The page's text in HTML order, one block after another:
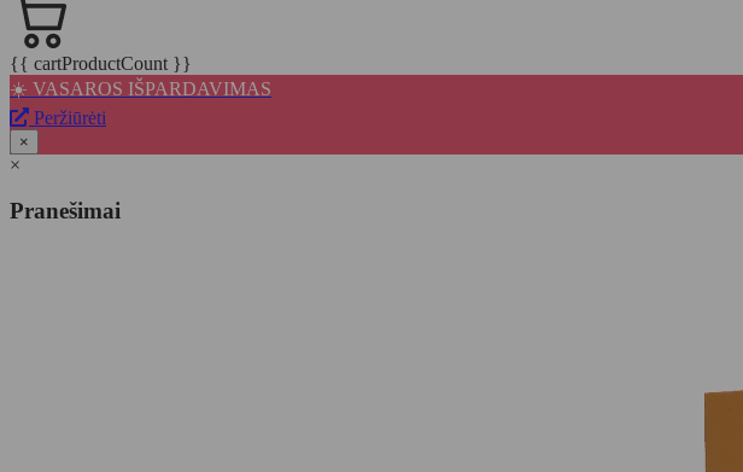
{{ cartProductCount }}
☀️ VASAROS IŠPARDAVIMAS
Peržiūrėti
×
×
Pranešimai